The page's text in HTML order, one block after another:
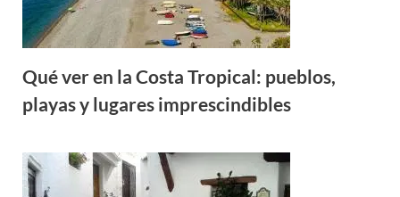
Qué ver en la Costa Tropical: pueblos,
playas y lugares imprescindibles